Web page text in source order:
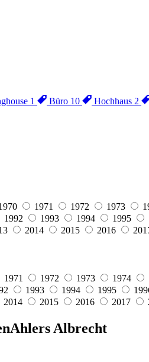
1 Büro 10 Hochhaus 2
1971 1972 1973
1992 1993 1994 1995
2014 2015 2016
1971 1972 1973 1974
1993 1994 1995
2014 2015 2016 2017
Ahlers Albrecht